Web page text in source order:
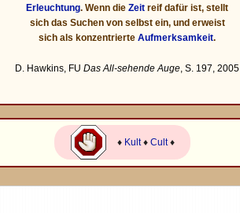
Erleuchtung. Wenn dieZeit reif dafür ist, stellt
sich das Suchen von selbst ein, und erweist
sich als konzentrierteAufmerksamkeit.
D. Hawkins FU Das All-sehende Auge , S. 197, 2005
♦ Kult♦Cult♦